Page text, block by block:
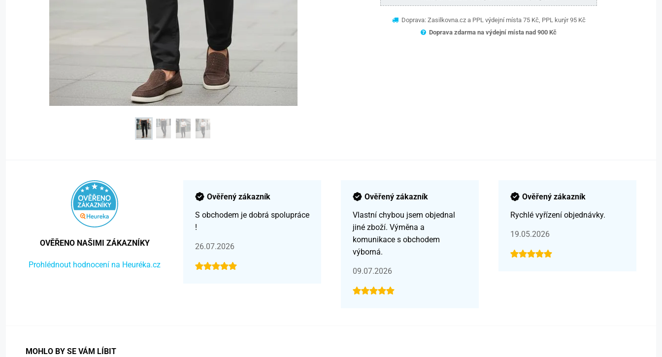
Doprava: Zasilkovna.cz a PPL výdejní místa 75 Kč, PPL kurýr 95 Kč
Doprava zdarma na výdejní místa nad 900 Kč
OVĚŘENO NAŠIMI ZÁKAZNÍKY
Prohlédnout hodnocení na Heuréka.cz
Ověřený zákazník
S obchodem je dobrá spolupráce
!
26.07.2026
Ověřený zákazník
Vlastní chybou jsem objednal
jiné zboží. Výměna a
komunikace s obchodem
výborná.
09.07.2026
Ověřený zákazník
Rychlé vyřízení objednávky.
19.05.2026
MOHLO BY SE VÁM LÍBIT